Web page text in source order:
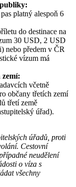
platný alespoň 6
do destinace na
30 USD, 2 USD
nebo předem v ČR
vízum má
zemí:
včetně
občany třetích zemí
třetí země
úřad).
úřadů, proti
Cestovní
neudělení
o víza s
všechny